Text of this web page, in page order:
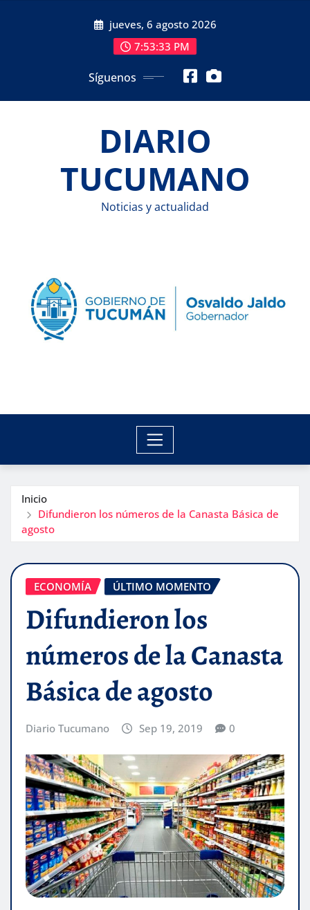
jueves, 6 agosto 2026
7:53:34 PM
Síguenos
DIARIO
TUCUMANO
Noticias y actualidad
Inicio
Difundieron los números de la Canasta Básica de
agosto
ECONOMÍA ÚLTIMO MOMENTO
Difundieron los
números de la Canasta
Básica de agosto
Diario Tucumano Sep 19, 2019 0